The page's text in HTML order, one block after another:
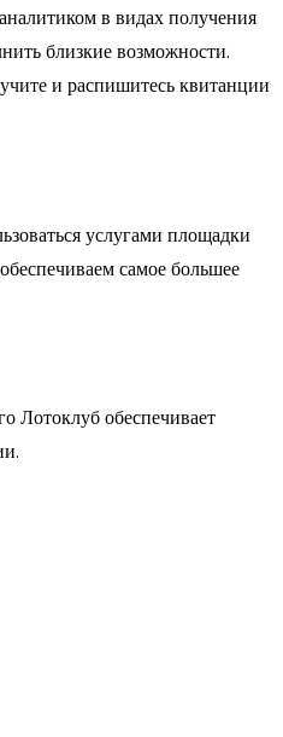
в видах получения
близкие возможности.
и распишитесь квитанции
услугами площадки
самое большее
Лотоклуб обеспечивает